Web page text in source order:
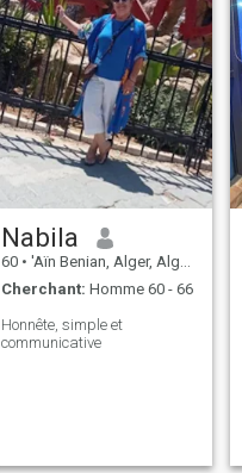
Nabila
60 • 'Aïn Benian, Alger, Algérie
Cherchant: Homme 60 - 66
Honnête, simple et
communicative